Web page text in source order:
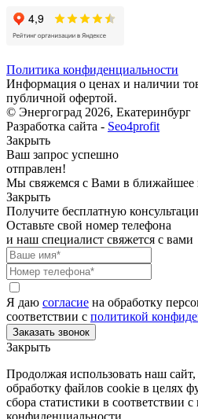
Политика конфиденциальности
Информация о ценах и наличии
публичной офертой.
© Энергоград 2026, Екатеринбург
Разработка сайта - Seo4profit
Закрыть
Ваш запрос успешно
отправлен!
Мы свяжемся с Вами в ближайшее
Закрыть
Получите бесплатную
Оставьте свой номер телефона
и наш специалист свяжется с вами
Я даю согласие на обработку
соответствии с политикой
Закрыть
Продолжая использовать наш сайт,
обработку файлов cookie в целях
сбора статистики в соответствии с
конфиденциальности